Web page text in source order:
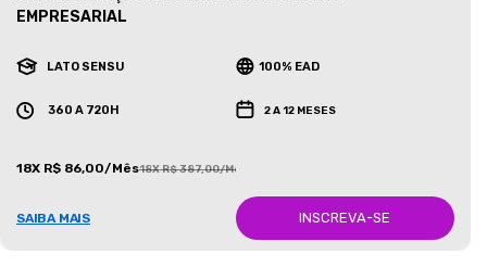
EMPRESARIAL
LATO SENSU 100% EAD
360 A 720H 2 A 12 MESES
18X R$ 86,00/Mês18X R$ 387,00/Mês
SAIBA MAIS INSCREVA-SE